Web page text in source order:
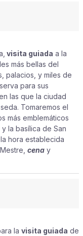
visita guiada a la
más bellas del
palacios, y miles de
para sus
las que la ciudad
Tomaremos el
más emblemáticos
la basílica de San
hora establecida
cena y
la visita guiada de